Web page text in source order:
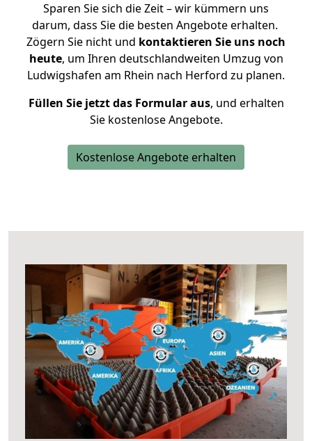
Sparen Sie sich die Zeit – wir kümmern uns
darum, dass Sie die besten Angebote erhalten.
Zögern Sie nicht und kontaktieren Sie uns noch
heute, um Ihren deutschlandweiten Umzug von
Ludwigshafen am Rhein nach Herford zu planen.
Füllen Sie jetzt das Formular aus, und erhalten
Sie kostenlose Angebote.
Kostenlose Angebote erhalten